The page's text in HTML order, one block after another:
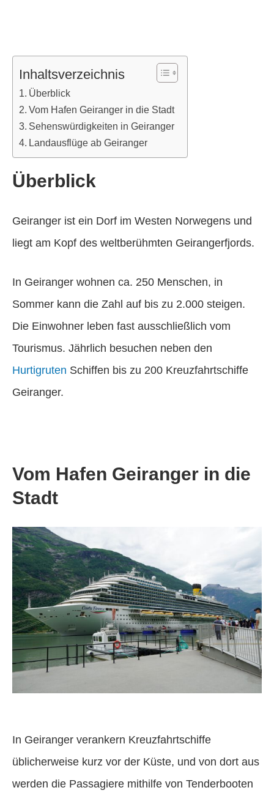
Inhaltsverzeichnis
Überblick
Vom Hafen Geiranger in die Stadt
Sehenswürdigkeiten in Geiranger
Landausflüge ab Geiranger
Überblick
Geiranger ist ein Dorf im Westen Norwegens und
liegt am Kopf des weltberühmten Geirangerfjords.
In Geiranger wohnen ca. 250 Menschen, in
Sommer kann die Zahl auf bis zu 2.000 steigen.
Die Einwohner leben fast ausschließlich vom
Tourismus. Jährlich besuchen neben den
Hurtigruten Schiffen bis zu 200 Kreuzfahrtschiffe
Geiranger.
Vom Hafen Geiranger in die
Stadt
In Geiranger verankern Kreuzfahrtschiffe
üblicherweise kurz vor der Küste, und von dort aus
werden die Passagiere mithilfe von Tenderbooten